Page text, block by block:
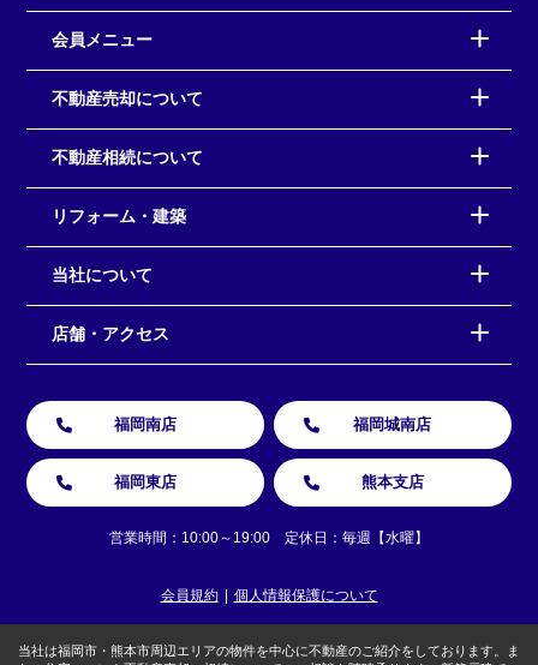
会員メニュー
不動産売却について
不動産相続について
リフォーム・建築
当社について
店舗・アクセス
福岡南店 福岡城南店
福岡東店 熊本支店
営業時間：10:00～19:00 定休日：毎週【水曜】
会員規約 個人情報保護について
当社は福岡市・熊本市周辺エリアの物件を中心に不動産のご紹介をしております。ま